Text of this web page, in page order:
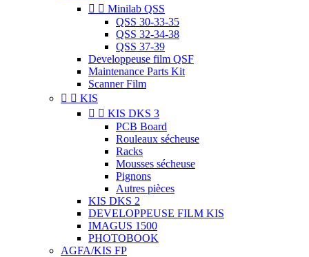
  Minilab QSS
QSS 30-33-35
QSS 32-34-38
QSS 37-39
Developpeuse film QSF
Maintenance Parts Kit
Scanner Film
  KIS
  KIS DKS 3
PCB Board
Rouleaux sécheuse
Racks
Mousses sécheuse
Pignons
Autres pièces
KIS DKS 2
DEVELOPPEUSE FILM KIS
IMAGUS 1500
PHOTOBOOK
AGFA/KIS FP